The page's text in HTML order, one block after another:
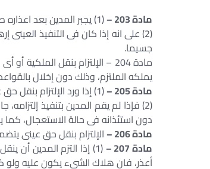
مادة 203 –
(1) يجبر المدين بعد اعذاره طبقا للمادتين 219، 220 على تنفيذ إلتزامه تنفيذا عينيا، متى كان ذلك ممكنا.
(2) على انه إذا كان فى التنفيذ
جسيما.
مادة 204 – الإلتزام بنقل
يملكه الملتزم، وذلك دون إخلال
مادة 205 –
(1) إذا ورد الإلتزام بنقل حق عينى على شىء لم يعين إلا بنوعه فلا ينتقل الحق الا بإفراز هذا الشىء.
(2) فإذا لم يقم المدين بتنفيذ
دون استئذانه فى حالة الاستعجال،
مادة 206 –
الإلتزام بنقل حق عينى
مادة 207 –
(1) إذا التزم المدين أن
أعذر، فان هلاك الشىء يكون عليه ولو